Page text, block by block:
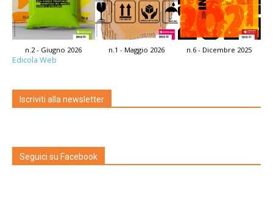
n.2 - Giugno 2026 n.1 - Maggio 2026 n.6 - Dicembre 2025
Edicola Web
Iscriviti alla newsletter
Seguici su Facebook